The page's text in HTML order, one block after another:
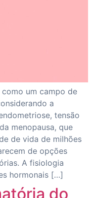
como um campo de
a
tensão
menopausa, que
de vida de milhões
de opções
A fisiologia
hormonais […]
do